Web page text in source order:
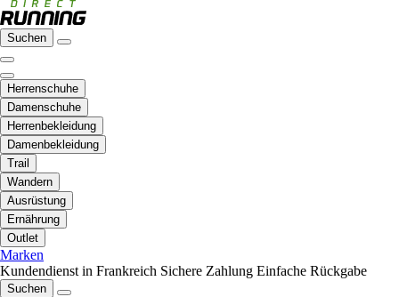
Suchen
Herrenschuhe
Damenschuhe
Herrenbekleidung
Damenbekleidung
Trail
Wandern
Ausrüstung
Ernährung
Outlet
Marken
Kundendienst in Frankreich Sichere Zahlung Einfache Rückgabe
Suchen